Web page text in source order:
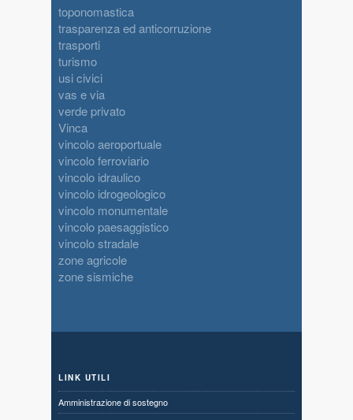
toponomastica
trasparenza ed anticorruzione
trasporti
turismo
usi civici
vas e via
verde privato
Vinca
vincolo aeroportuale
vincolo ferroviario
vincolo idraulico
vincolo idrogeologico
vincolo monumentale
vincolo paesaggistico
vincolo stradale
zone agricole
zone sismiche
LINK UTILI
Amministrazione di sostegno